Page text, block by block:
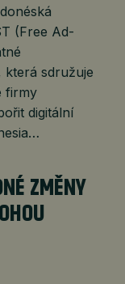
(Free Ad-
která sdružuje
firmy
digitální
ZMĚNY